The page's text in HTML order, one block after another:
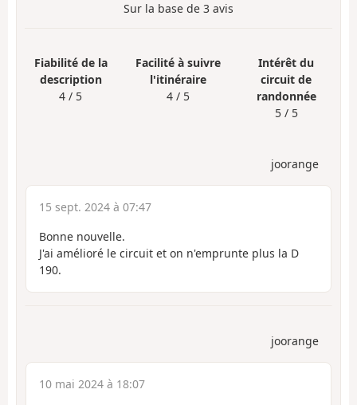
Sur la base de 3 avis
Fiabilité de la
description
4 / 5
Facilité à suivre
l'itinéraire
4 / 5
Intérêt du
circuit de
randonnée
5 / 5
joorange
15 sept. 2024 à 07:47
Bonne nouvelle.
J'ai amélioré le circuit et on n'emprunte plus la D
190.
joorange
10 mai 2024 à 18:07